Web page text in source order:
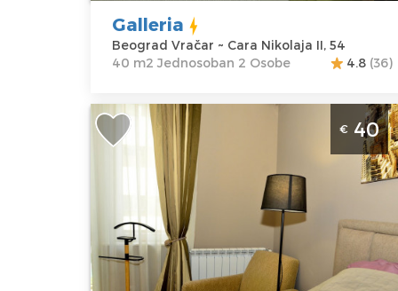
Nikolaja II, 54
Cena40 €
Galleria
Beograd Vračar ~ Cara Nikolaja II, 54
40 m2 Jednosoban 2 Osobe
4.8 (36)
Studio Apartman Studio hram
Vracar kod Hrama Svetog Save,
pogodan za boravak 2 osobe.
Beograd
Lokacija:
Beograd
Vračar
Gosti:2
Kvadratura : 20
m2
€ 40